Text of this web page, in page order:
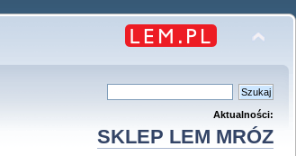
Aktualności:
SKLEP LEM MRÓZ